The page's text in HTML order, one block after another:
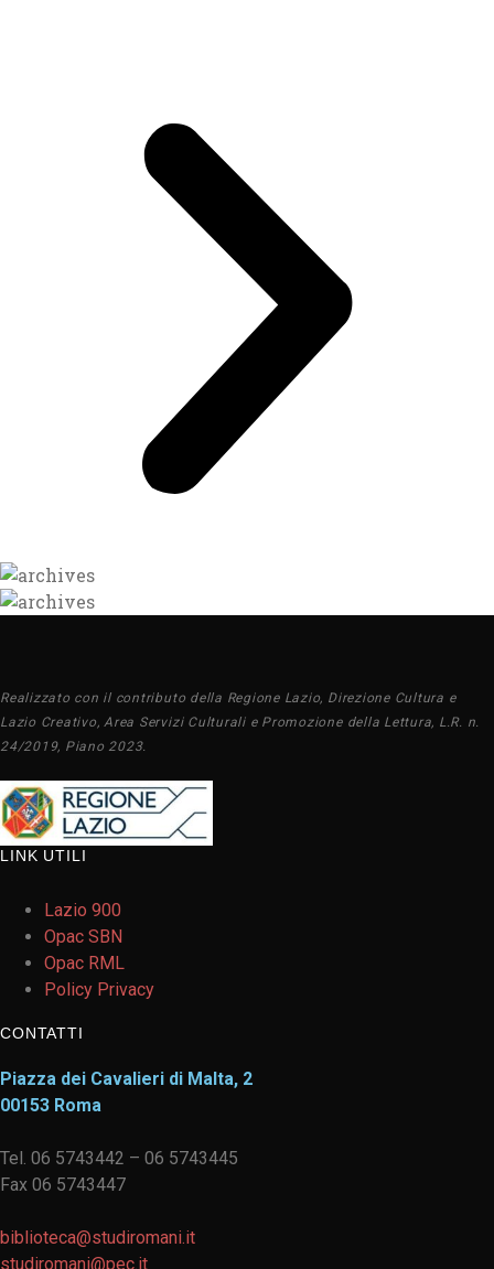
Realizzato con il contributo della Regione Lazio, Direzione Cultura e
Lazio Creativo, Area Servizi Culturali e Promozione della Lettura, L.R. n.
24/2019, Piano 2023.
LINK UTILI
Lazio 900
Opac SBN
Opac RML
Policy Privacy
CONTATTI
Piazza dei Cavalieri di Malta, 2
00153 Roma
Tel. 06 5743442 – 06 5743445
Fax 06 5743447
biblioteca@studiromani.it
studiromani@pec.it